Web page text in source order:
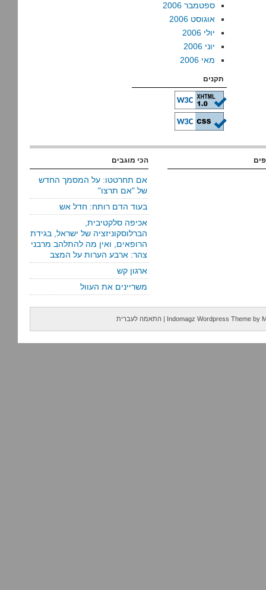
ספטמבר 2006
אוגוסט 2006
יולי 2006
יוני 2006
מאי 2006
תקנים
הכי מוגבים
אם תחרטטו: על המסמך החדש
של "אם תרצו"
בעוד הדם רותח: חדל אש
אכיפה סלקטיבית,
הברלוסקוניזציה של ישראל, בגידת
הרופאים, ואין מה להתלהב מרבני
צהר: ארבע הערות על המצב
ארגון קש
משריינים את העוול
Indomagz Wordpress Theme by
| התאמה לעברית